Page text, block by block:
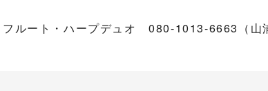
フルート・ハープデュオ 080-1013-6663（山